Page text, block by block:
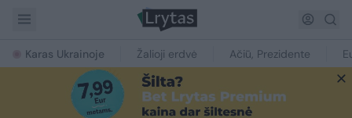
Karas Ukrainoje Žalioji erdvė Ačiū, Prezidente